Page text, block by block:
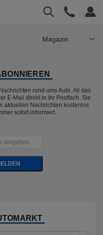
Magazin
rund ums Auto. All das
E-Mail direkt in Ihr Postfach. Sie
aktuellen Nachrichten kostenlos
sofort informiert.